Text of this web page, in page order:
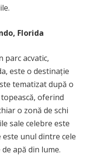
Florida
parc acvatic,
este o destinație
tematizat după o
oferind
o zonă de schi
sale celebre este
unul dintre cele
apă din lume.